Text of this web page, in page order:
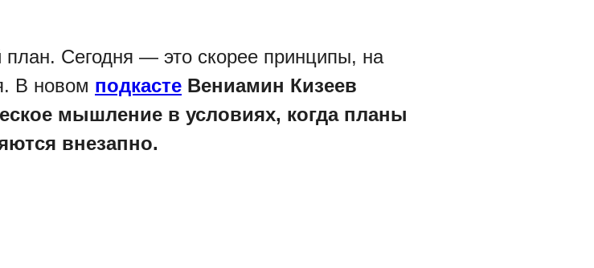
план. Сегодня — это скорее принципы, на
В новом подкасте Вениамин Кизеев
мышление в условиях, когда планы
внезапно.